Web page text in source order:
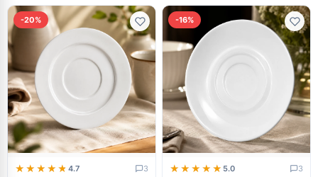
-20%
★★★★★
★★★★★ 4.7 3
-16%
★★★★★
★★★★★ 5.0 3